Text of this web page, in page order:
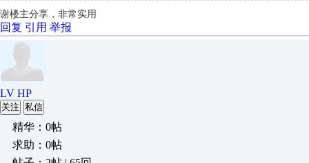
谢楼主分享，非常实用
回复 引用 举报
LV HP
关注 私信
精华：0帖
求助：0帖